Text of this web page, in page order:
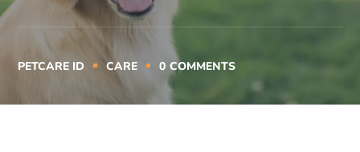
PETCARE ID CARE 0 COMMENTS